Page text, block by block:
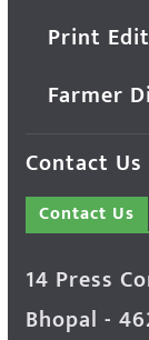
Print
Farmer
Contact Us
Contact Us
14 Press
Bhopal -